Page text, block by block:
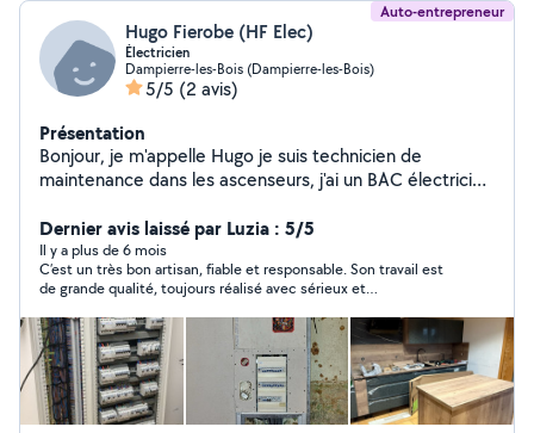
Auto-entrepreneur
Hugo Fierobe (HF Elec)
Électricien
Dampierre-les-Bois (Dampierre-les-Bois)
5/5 (2 avis)
Présentation
Bonjour, je m'appelle Hugo je suis technicien de
maintenance dans les ascenseurs, j'ai un BAC électricien
touche un peu à tout.
Dernier avis laissé par Luzia : 5/5
Il y a plus de 6 mois
C’est un très bon artisan, fiable et responsable. Son travail est
de grande qualité, toujours réalisé avec sérieux et
détails. Je suis très satisfait de son travail.